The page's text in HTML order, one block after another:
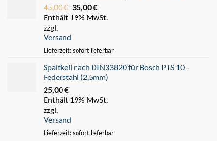
45,00€ Ursprünglicher
Preis
35,00€Aktueller
Preis
Enthält 19% MwSt.
zzgl.
Versand
Lieferzeit: sofort lieferbar
Spaltkeil nach DIN33820 für Bosch PTS 10 –
Federstahl (2,5mm)
25,00€
Enthält 19% MwSt.
zzgl.
Versand
Lieferzeit: sofort lieferbar